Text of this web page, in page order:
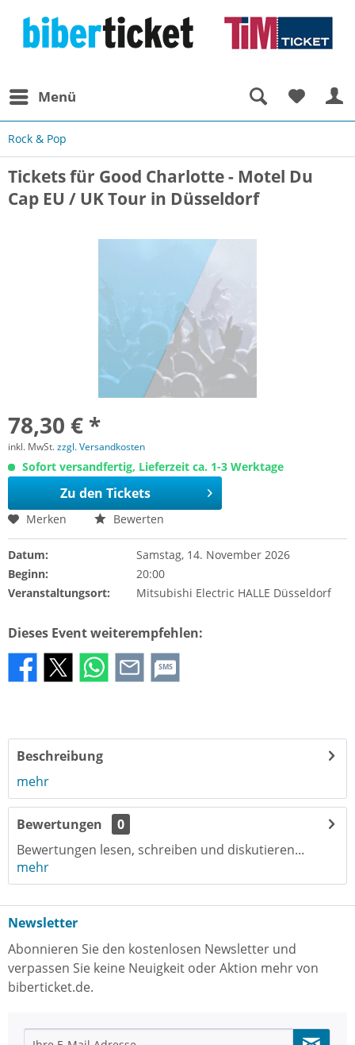
Menü
Rock & Pop
Tickets für Good Charlotte - Motel Du
Cap EU / UK Tour in Düsseldorf
78,30 € *
inkl. MwSt.zzgl. Versandkosten
Sofort versandfertig, Lieferzeit ca. 1-3 Werktage
Zu den Tickets
Merken Bewerten
Datum:
Samstag, 14. November 2026
Beginn:
20:00
Veranstaltungsort:
Mitsubishi Electric HALLE Düsseldorf
Dieses Event weiterempfehlen:
SMS
Beschreibung
mehr
Bewertungen
0
Bewertungen lesen, schreiben und diskutieren...
mehr
Newsletter
Abonnieren Sie den kostenlosen Newsletter und
verpassen Sie keine Neuigkeit oder Aktion mehr von
biberticket.de.